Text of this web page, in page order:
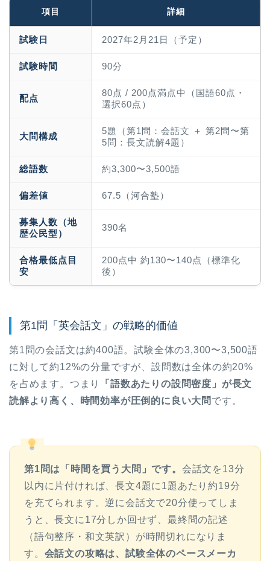
項目 詳細
試験日 2027年2月21日（予定）
試験時間 90分
配点
80点 / 200点満点中（国語60点・
選択60点）
大問構成
5題（第1問：会話文 ＋ 第2問〜第
5問：長文読解4題）
総語数 約3,300〜3,500語
偏差値 67.5（河合塾）
募集人数（地
歴公民型）
390名
合格最低点目
安
200点中 約130〜140点（標準化
後）
第1問「英会話文」の戦略的価値
第1問の会話文は約400語。試験全体の3,300〜3,500語
に対して約12%の分量ですが、設問数は全体の約20%
を占めます。つまり
「語数あたりの設問密度」が長文
読解より高く、時間効率が圧倒的に良い大問 です。
第1問は「時間を買う大問」です。 会話文を13分
以内に片付ければ、長文4題に1題あたり約19分
を充てられます。逆に会話文で20分使ってしま
うと、長文に17分しか回せず、最終問の記述
（語句整序・和文英訳）が時間切れになりま
す。 会話文の攻略は、試験全体のペースメーカ